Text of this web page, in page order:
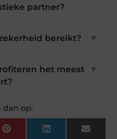
partner?
bereikt? ▼
het meest
▼
dan op:
PinterestLinkedInEmail